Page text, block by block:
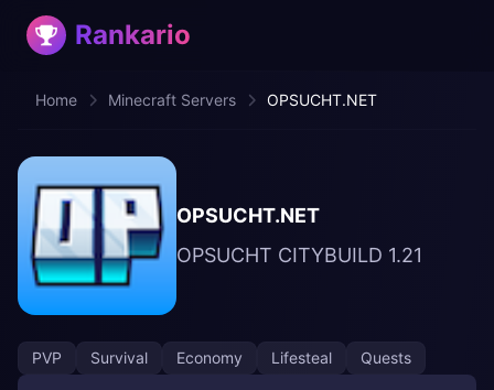
Rankario
Home Minecraft Servers OPSUCHT.NET
OPSUCHT.NET
OPSUCHT CITYBUILD 1.21
PVP Survival Economy Lifesteal Quests